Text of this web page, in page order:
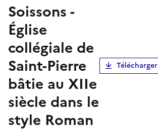
Soissons -
Église
collégiale de
Saint-Pierre
bâtie au XIIe
siècle dans le
style Roman
Télécharger